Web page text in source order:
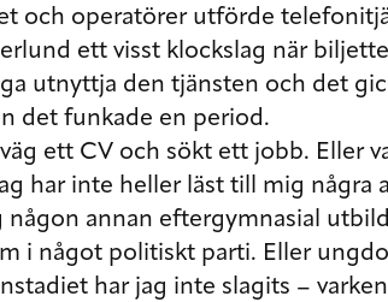
och operatörer utförde
ett visst klockslag när
utnyttja den tjänsten och det
det funkade en period.
ett CV och sökt ett jobb. Eller
har inte heller läst till mig några
annan eftergymnasial
i något politiskt parti. Eller
har jag inte slagits –